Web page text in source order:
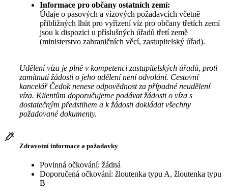
Informace pro občany ostatních zemí:
Údaje o pasových a vízových požadavcích včetně
přibližných lhůt pro vyřízení víz pro občany třetích zemí
jsou k dispozici u příslušných úřadů třetí země
(ministerstvo zahraničních věcí, zastupitelský úřad).
Udělení víza je plně v kompetenci zastupitelských úřadů, proti
zamítnutí žádosti o jeho udělení není odvolání. Cestovní
kancelář Čedok nenese odpovědnost za případné neudělení
víza. Klientům doporučujeme podávat žádosti o víza s
dostatečným předstihem a k žádosti dokládat všechny
požadované dokumenty.
Zdravotní informace a požadavky
Povinná očkování: žádná
Doporučená očkování: žloutenka typu A, žloutenka typu
B